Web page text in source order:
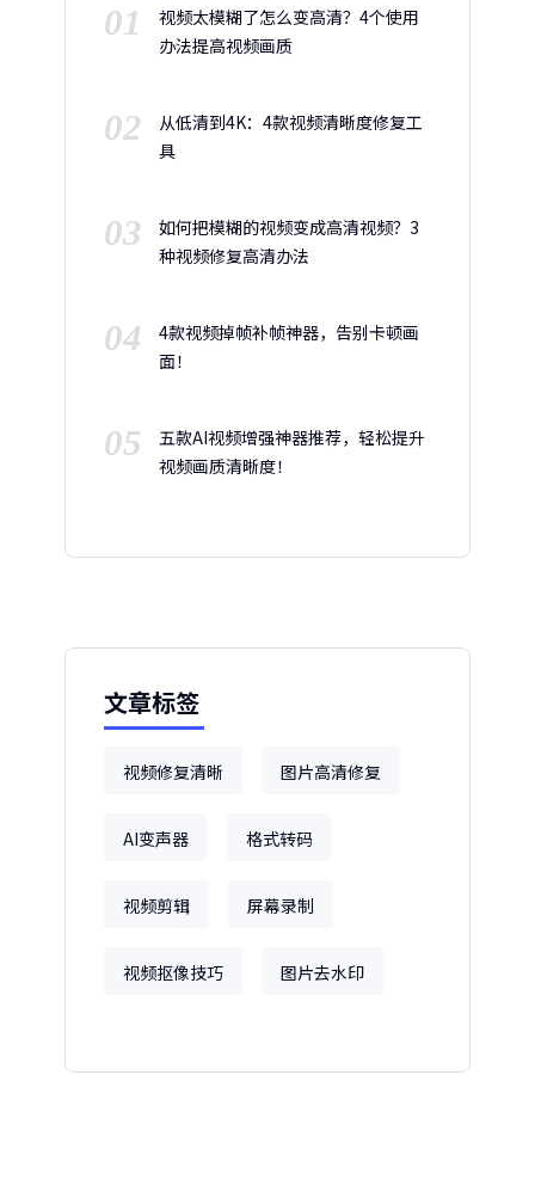
01
视频太模糊了怎么变高清？4个使用
办法提高视频画质
02
从低清到4K：4款视频清晰度修复工
具
03
如何把模糊的视频变成高清视频？3
种视频修复高清办法
04
4款视频掉帧补帧神器，告别卡顿画
面！
05
五款AI视频增强神器推荐，轻松提升
视频画质清晰度！
文章标签
视频修复清晰 图片高清修复
AI变声器 格式转码
视频剪辑 屏幕录制
视频抠像技巧 图片去水印